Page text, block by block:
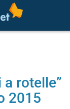
rotelle”
2015